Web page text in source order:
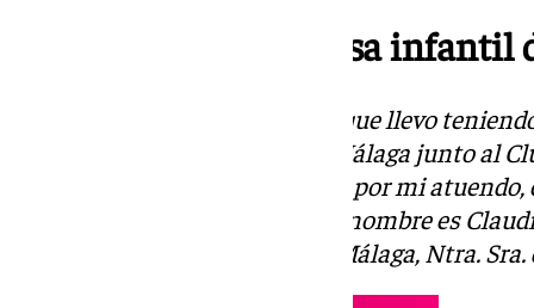
La carta de la alcaldesa infantil
Puede que os suene mi cara ya que llevo
patinando en la Cabalgata de Málaga junto al
años. Como podréis comprobar por mi
todas formas, me presento: mi nombre es
estudio en el colegio Maristas Málaga, Ntra.